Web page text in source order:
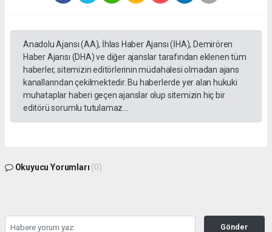
Anadolu Ajansı (AA), İhlas Haber Ajansı (İHA), Demirören
Haber Ajansı (DHA) ve diğer ajanslar tarafından eklenen tüm
haberler, sitemizin editörlerinin müdahalesi olmadan ajans
kanallarından çekilmektedir. Bu haberlerde yer alan hukuki
muhataplar haberi geçen ajanslar olup sitemizin hiç bir
editörü sorumlu tutulamaz...
Okuyucu Yorumları (0)
Gönder